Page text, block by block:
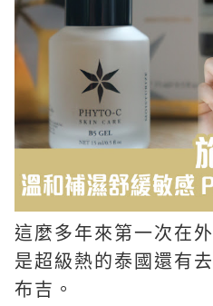
這麼多年來第一次在
是超級熱的泰國還有
布吉。